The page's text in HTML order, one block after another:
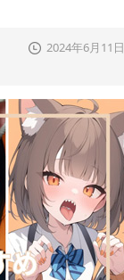
2024年6月11日